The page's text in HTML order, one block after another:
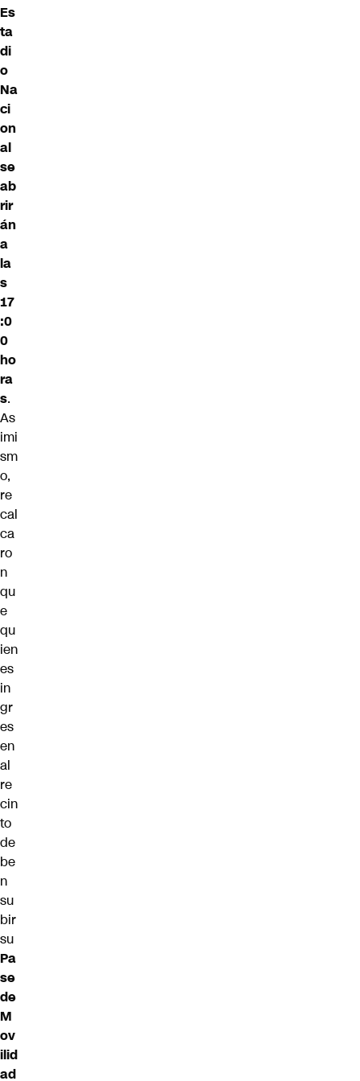
Es
ta
di
o
Na
ci
on
al
se
ab
rir
án
a
la
s
17
:0
0
ho
ra
s.
As
imi
sm
o,
re
cal
ca
ro
n
qu
e
qu
ien
es
in
gr
es
en
al
re
cin
to
de
be
n
su
bir
su
Pa
se
de
M
ov
ilid
ad